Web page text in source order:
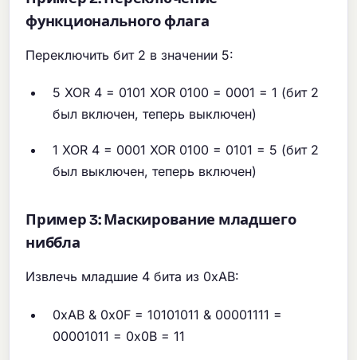
функционального флага
Переключить бит 2 в значении 5:
5 XOR 4 = 0101 XOR 0100 = 0001 = 1 (бит 2
был включен, теперь выключен)
1 XOR 4 = 0001 XOR 0100 = 0101 = 5 (бит 2
был выключен, теперь включен)
Пример 3: Маскирование младшего
ниббла
Извлечь младшие 4 бита из 0xAB:
0xAB & 0x0F = 10101011 & 00001111 =
00001011 = 0x0B = 11